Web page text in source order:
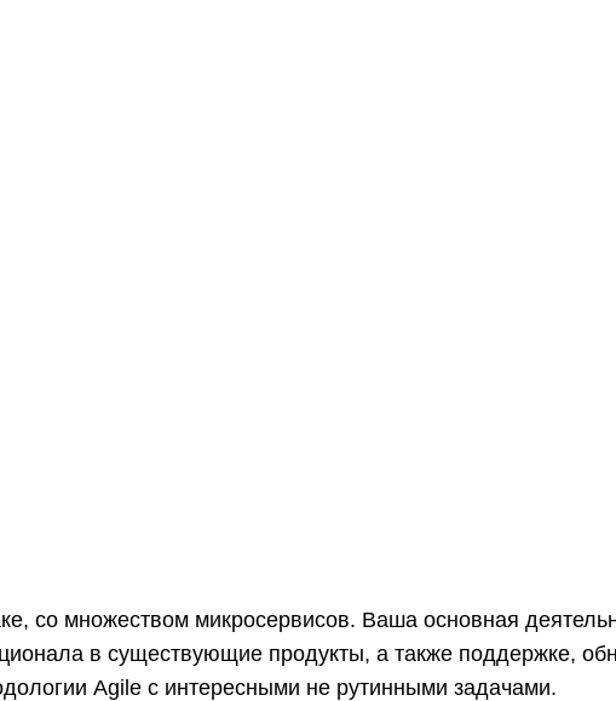
со множеством микросервисов. Ваша основная
в существующие продукты, а также поддержке,
Agile с интересными не рутинными задачами.